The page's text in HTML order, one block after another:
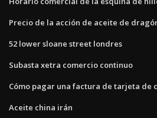
Precio de la acción de aceite de
52 lower sloane street londres
Subasta xetra comercio continuo
Cómo pagar una factura de tarjeta de
Aceite china irán